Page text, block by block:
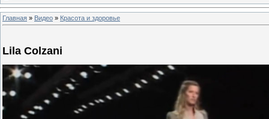
Главная » Видео » Красота и здоровье
Lila Colzani